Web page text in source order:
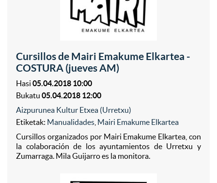
Cursillos de Mairi Emakume Elkartea -
COSTURA (jueves AM)
Hasi 05.04.2018 10:00
Bukatu 05.04.2018 12:00
Aizpurunea Kultur Etxea (Urretxu)
Etiketak: Manualidades Mairi Emakume Elkartea
Cursillos organizados por Mairi Emakume Elkartea, con
la colaboración de los ayuntamientos de Urretxu y
Zumarraga. Mila Guijarro es la monitora.